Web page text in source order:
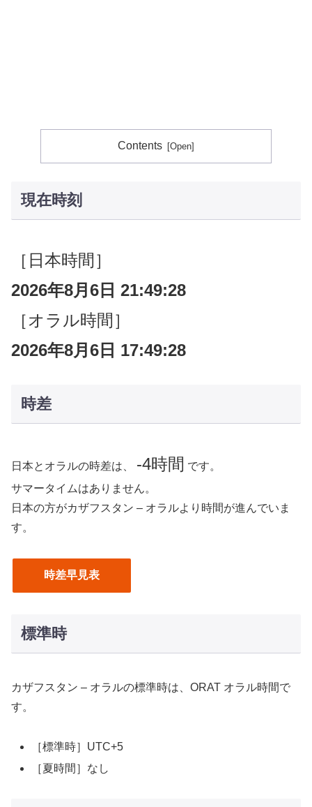
Contents
現在時刻
［日本時間］
2026年8月6日 21:49:28
［オラル時間］
2026年8月6日 17:49:28
時差
日本とオラルの時差は、 -4時間 です。
サマータイムはありません。
日本の方がカザフスタン – オラルより時間が進んでいま
す。
時差早見表
標準時
カザフスタン – オラルの標準時は、ORAT オラル時間で
す。
［標準時］UTC+5
［夏時間］なし